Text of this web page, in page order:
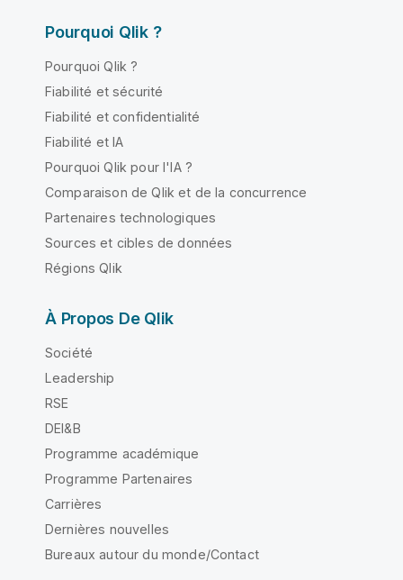
Pourquoi Qlik ?
Pourquoi Qlik ?
Fiabilité et sécurité
Fiabilité et confidentialité
Fiabilité et IA
Pourquoi Qlik pour l'IA ?
Comparaison de Qlik et de la concurrence
Partenaires technologiques
Sources et cibles de données
Régions Qlik
À Propos De Qlik
Société
Leadership
RSE
DEI&B
Programme académique
Programme Partenaires
Carrières
Dernières nouvelles
Bureaux autour du monde/Contact